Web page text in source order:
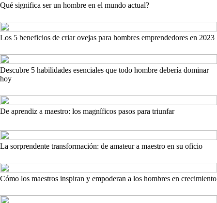
Qué significa ser un hombre en el mundo actual?
Los 5 beneficios de criar ovejas para hombres emprendedores en 2023
Descubre 5 habilidades esenciales que todo hombre debería dominar
hoy
De aprendiz a maestro: los magníficos pasos para triunfar
La sorprendente transformación: de amateur a maestro en su oficio
Cómo los maestros inspiran y empoderan a los hombres en crecimiento